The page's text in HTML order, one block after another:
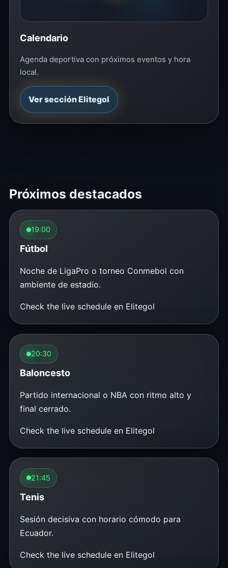
Calendario
Agenda deportiva con próximos eventos y hora
local.
Ver sección Elitegol
Próximos destacados
19:00
Fútbol
Noche de LigaPro o torneo Conmebol con
ambiente de estadio.
Check the live schedule en Elitegol
20:30
Baloncesto
Partido internacional o NBA con ritmo alto y
final cerrado.
Check the live schedule en Elitegol
21:45
Tenis
Sesión decisiva con horario cómodo para
Ecuador.
Check the live schedule en Elitegol